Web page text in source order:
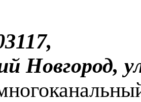
Новгород,